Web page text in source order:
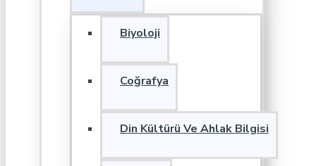
Biyoloji
Coğrafya
Din Kültürü Ve Ahlak Bilgisi